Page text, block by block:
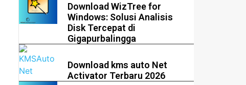
Download WizTree for
Windows: Solusi Analisis
Disk Tercepat di
Gigapurbalingga
Download kms auto Net
Activator Terbaru 2026